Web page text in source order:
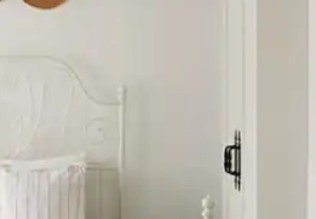
vers le bas pour les parcourir ou en